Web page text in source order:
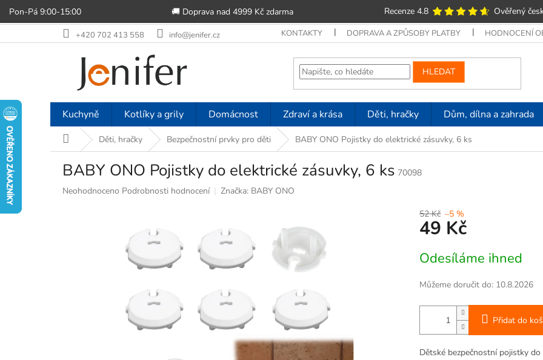
Pon-Pá 9:00-15:00 🚚 Doprava nad 4999 Kč zdarma Recenze 4.8 Ověřený
na
+420 702 413 558 info@jenifer.cz KONTAKTY DOPRAVA A ZPŮSOBY PLATBY HODNOCENÍ
HLEDAT
Kuchyně Kotlíky a grily Domácnost Zdraví a krása Děti, hračky Dům, dílna a zahrada
Domů Děti, hračky Bezpečnostní prvky pro děti BABY ONO Pojistky do elektrické zásuvky, 6 ks
BABY ONO Pojistky do elektrické zásuvky, 6 ks 70098
Průměrné
Neohodnoceno Podrobnosti hodnocení Značka: BABY ONO
52 Kč –5 %
49 Kč
cena:
Odesíláme ihned
Můžeme doručit do: 10.8.2026
Přidat do
Dětské bezpečnostní pojistky